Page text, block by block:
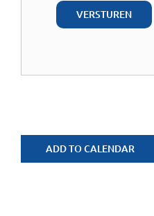
ADD TO CALENDAR